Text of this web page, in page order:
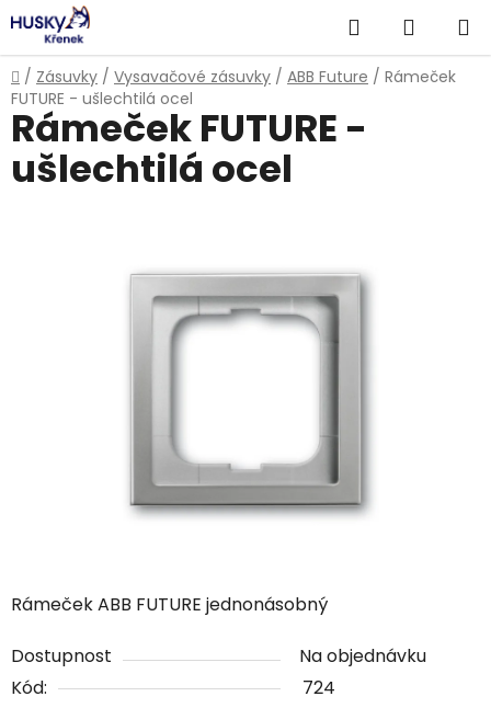
Přejít
na
obsah
Hledat
KOŠÍK
Domů
/ Zásuvky / Vysavačové zásuvky / ABB Future / Rámeček
FUTURE - ušlechtilá ocel
Rámeček ABB FUTURE jednonásobný
Dostupnost
Na objednávku
Kód:
724
Rámeček FUTURE -
ušlechtilá ocel